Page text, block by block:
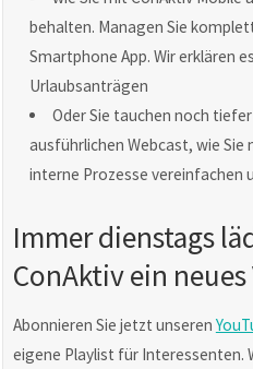
behalten. Managen Sie
Smartphone App. Wir erklären
Urlaubsanträgen
Oder Sie tauchen noch
ausführlichen Webcast, wie
interne Prozesse vereinfachen
Immer dienstags
ConAktiv ein
Abonnieren Sie jetzt unseren
eigene Playlist für Interessenten.